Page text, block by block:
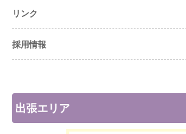
リンク
採用情報
出張エリア